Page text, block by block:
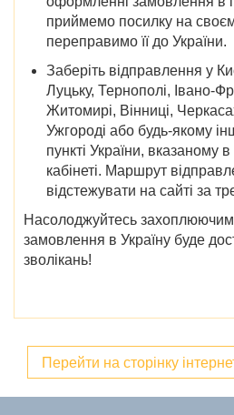
приймемо посилку на
переправимо її до України.
Заберіть відправлення у
Луцьку, Тернополі, Івано-
Житомирі, Вінниці,
Ужгороді або будь-якому
пункті України, вказаному
кабінеті. Маршрут
відстежувати на сайті за
Насолоджуйтесь
замовлення в Україну буде
зволікань!
Перейти на сторінку